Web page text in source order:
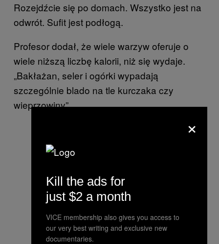
Rozejdźcie się po domach. Wszystko jest na
odwrót. Sufit jest podłogą.
Profesor dodał, że wiele warzyw oferuje o
wiele niższą liczbę kalorii, niż się wydaje.
„Bakłażan, seler i ogórki wypadają
szczególnie blado na tle kurczaka czy
wieprzowiny”.
×
Kill the ads for
just $2 a month
VICE membership also gives you access to
our very best writing and exclusive new
documentaries.